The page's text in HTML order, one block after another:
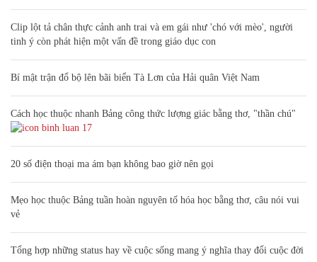
Clip lột tả chân thực cảnh anh trai và em gái như 'chó với mèo', người
tinh ý còn phát hiện một vấn đề trong giáo dục con
Bí mật trận đổ bộ lên bãi biển Tà Lơn của Hải quân Việt Nam
Cách học thuộc nhanh Bảng công thức lượng giác bằng thơ, "thần chú"
17
20 số điện thoại ma ám bạn không bao giờ nên gọi
Mẹo học thuộc Bảng tuần hoàn nguyên tố hóa học bằng thơ, câu nói vui
vẻ
Tổng hợp những status hay về cuộc sống mang ý nghĩa thay đổi cuộc đời